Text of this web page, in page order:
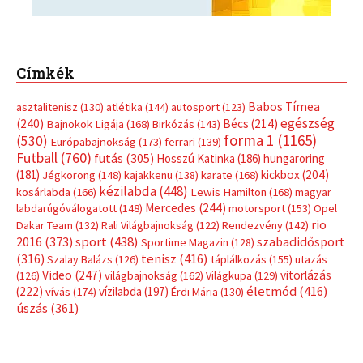
Címkék
asztalitenisz (130) atlétika (144) autosport(123) Babos Tímea
(240) Bajnokok Ligája (168) Birkózás (143) Bécs (214) egészség
(530) Európabajnokság (173) ferrari (139) forma 1 (1165)
Futball (760) futás (305) Hosszú Katinka (186) hungaroring
(181) Jégkorong (148) kajakkenu (138) karate (168) kickbox(204)
kosárlabda (166) kézilabda(448) Lewis Hamilton (168) magyar
labdarúgóválogatott(148) Mercedes (244) motorsport(153) Opel
Dakar Team (132) Rali Világbajnokság (122) Rendezvény(142) rio
2016 (373) sport(438) Sportime Magazin (128) szabadidősport
(316) Szalay Balázs (126) tenisz (416) táplálkozás (155) utazás
(126) Video (247) világbajnokság (162) Világkupa (129) vitorlázás
(222) vívás (174) vízilabda (197) Érdi Mária (130) életmód(416)
úszás (361)